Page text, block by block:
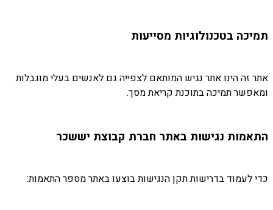
תמיכה בטכנולוגיות מסייעות
אתר זה הינו אתר נגיש המותאם לצפייה גם לאנשים בעלי מוגבלות
ומאפשר תמיכה בתוכנת קריאת מסך.
התאמות נגישות באתר חברת קבוצת יששכר
כדי לעמוד בדרישות תקן הנגישות בוצעו באתר מספר התאמות: